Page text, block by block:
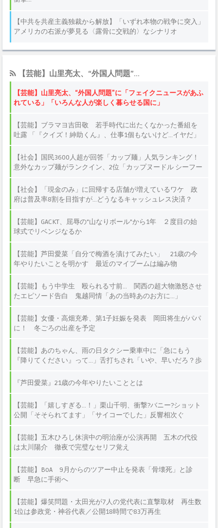
【芸能】山里亮太、“外国人問題”...
【芸能】山里亮太、“外国人問題”に「フェイクニュースがあふ
れている」「いろんな人が楽しく暮らせる国に」
【芸能】ブラマヨ吉田敬 若手時代に出たくなかった番組を
吐露 「『クイズ！紳助くん』、仕事1個もないけど…イヤだ」
【社会】国民3600人超が回答「カップ麺」人気ランキング！
意外なカップ麺がランクイン、2位「カップヌードル シーフー
【社会】「現金のみ」に回帰する店舗が増えているワケ 政
府は普及率8割を目指すが…どうなるキャッシュレス決済？
【芸能】GACKT、屈辱の“山なりボール”から1年 ２度目の始
球式でリベンジなるか
【芸能】芦田愛菜「自分で梅酒を漬けてみたい」 21歳の今
年やりたいことを明かす 最近のマイブームは編み物
【芸能】もう中学生 殴られる寸前… 関西の超大物激怒させ
たエピソード告白 鬼越同情「あの当時あのお方に…」
【芸能】女優・高畑充希、第1子妊娠を発表 岡田将生がパパ
に！ 冬ごろの出産を予定
【芸能】あのちゃん、雨の日タクシー乗車中に「急にもう
『降りてください』って…」舌打ちされ「いや、早いだろ？歩
『芦田愛菜』21歳の今年やりたいこととは
【芸能】「嬉しすぎる…！」栗山千明、衝撃?バニー?ショット
公開「そそられてます」「サイコーでした」反響相次ぐ
【芸能】五木ひろし休演中の明治座が公演再開 五木の代役
は太川陽介 徹夜で完璧なセリフ覚え
【芸能】BoA 9月からのツアー中止を発表「骨壊死」と診
断 早急に手術へ
【芸能】爆笑問題・太田光が7人の党代表に直撃取材 再生数
1位は参政党・神谷代表／公開18時間で83万再生